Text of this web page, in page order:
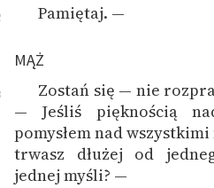
Pamiętaj. —
MĄŻ
Zostań się — nie
— Jeśliś pięknością
pomysłem nad
trwasz dłużej od
jednej myśli? —